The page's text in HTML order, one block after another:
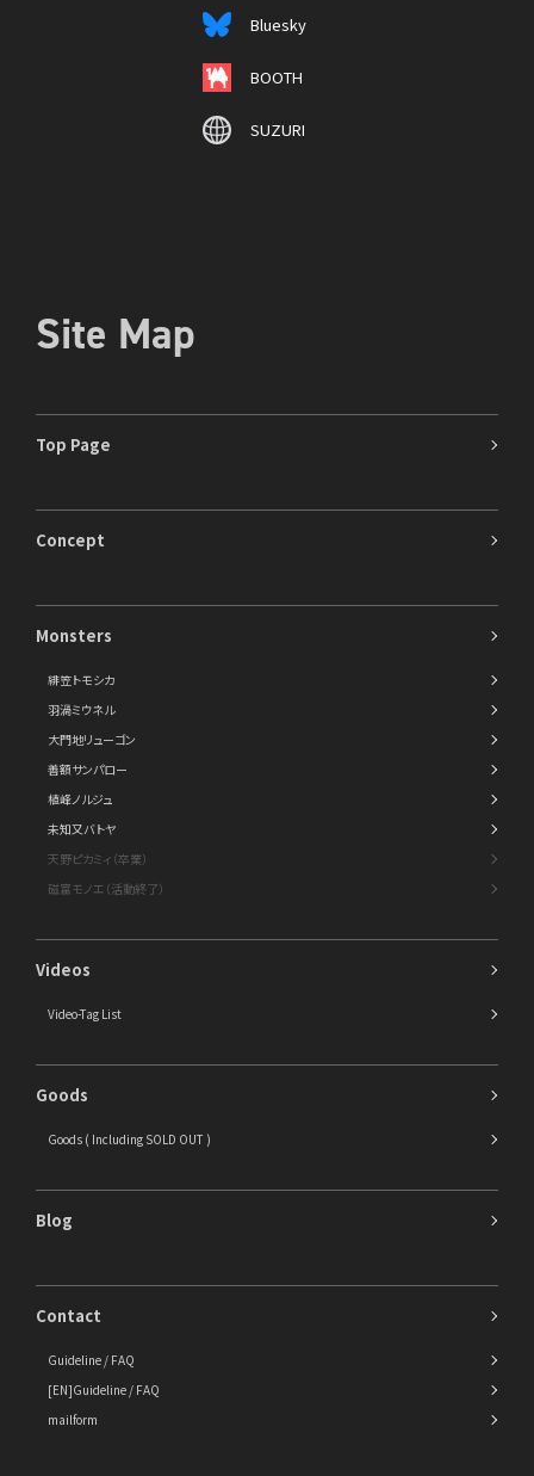
Bluesky
BOOTH
SUZURI
Site Map
Top Page
Concept
Monsters
緋笠トモシカ
羽渦ミウネル
大門地リューゴン
善額サンパロー
植峰ノルジュ
未知又バトヤ
天野ピカミィ（卒業）
磁富モノエ（活動終了）
Videos
Video-Tag List
Goods
Goods ( Including SOLD OUT )
Blog
Contact
Guideline / FAQ
[EN]Guideline / FAQ
mailform